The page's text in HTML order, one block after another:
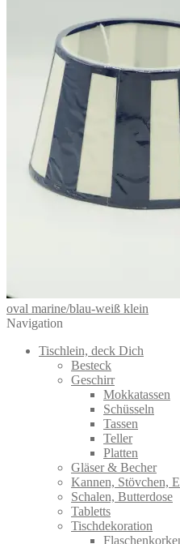
oval marine/blau-weiß klein
Navigation
Tischlein, deck Dich
Besteck
Geschirr
Mokkatassen
Schüsseln
Tassen
Teller
Platten
Gläser & Becher
Kannen, Stövchen,
Schalen, Butterdose
Tabletts
Tischdekoration